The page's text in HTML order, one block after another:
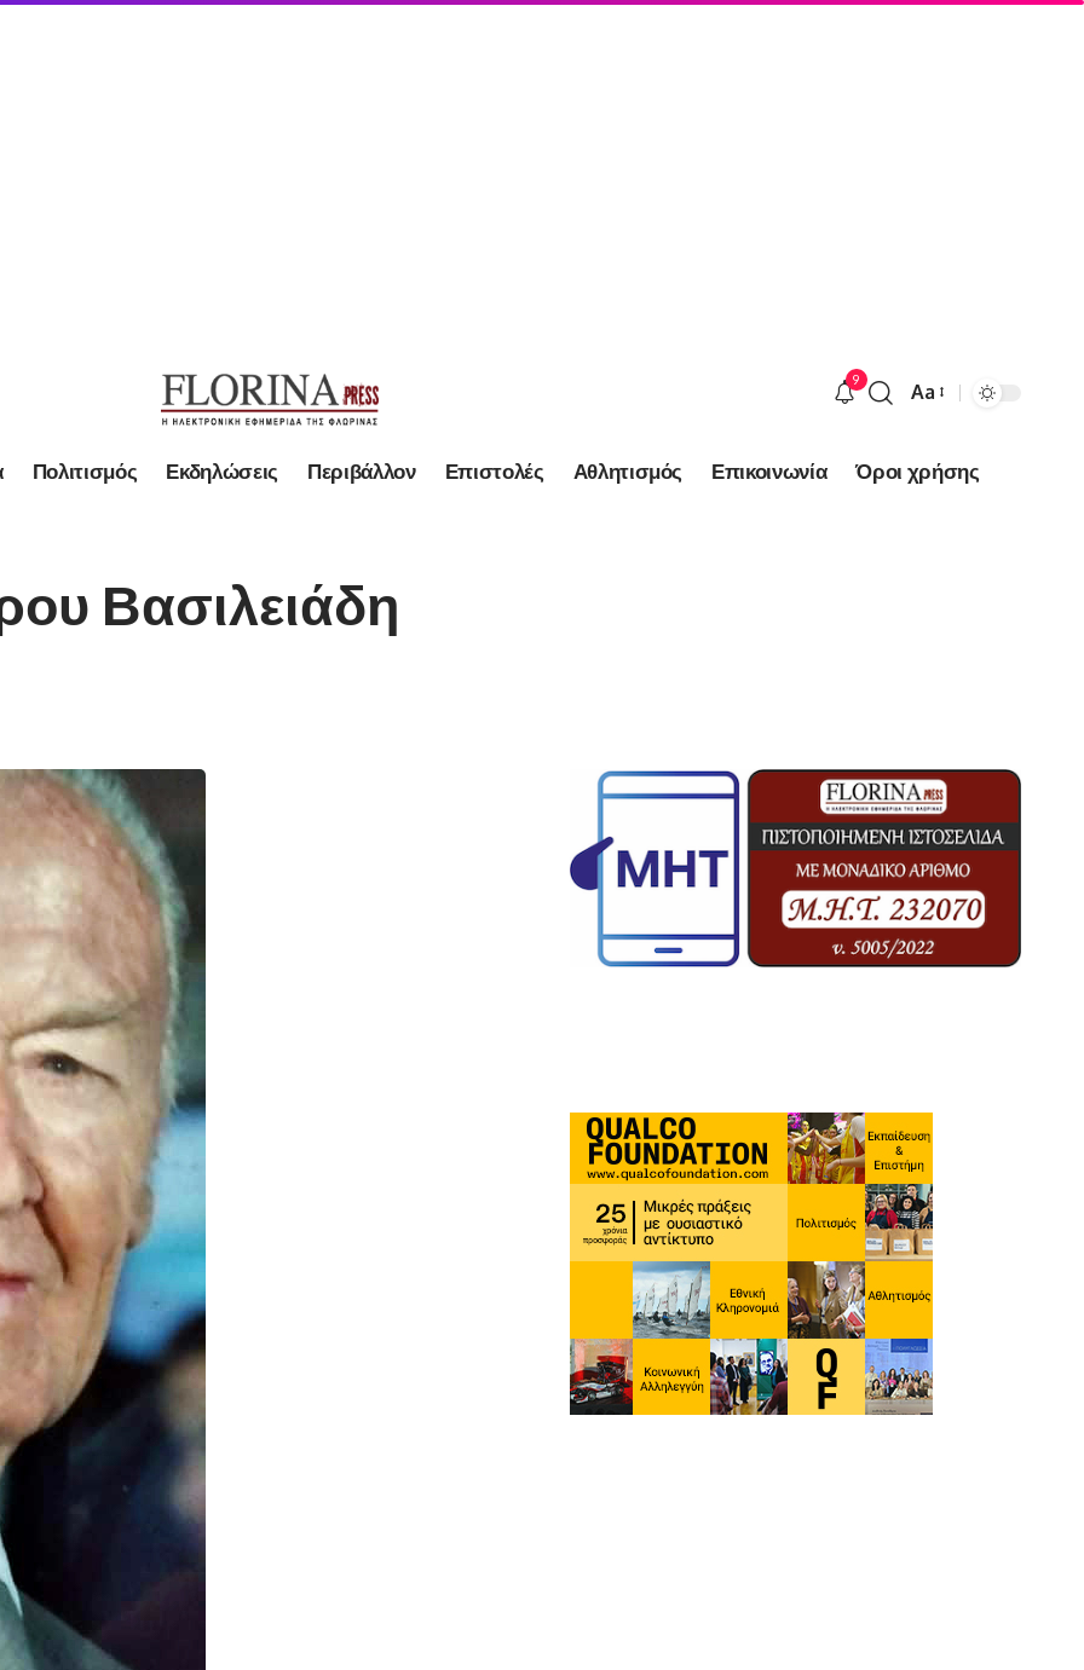
9
Font
Aa
Πολιτισμός Εκδηλώσεις Περιβάλλον Επιστολές Αθλητισμός Επικοινωνία Όροι χρήσης
Βασιλειάδη